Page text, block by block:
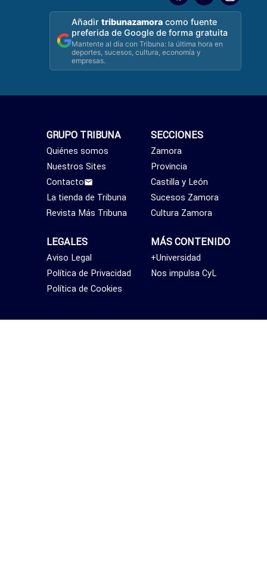
Añadirtribunazamora como fuente
preferida de Google de forma gratuita
Mantente al día con Tribuna: la última hora en
deportes, sucesos, cultura, economía y
empresas.
SECCIONES
Zamora
Provincia
Castilla y León
Sucesos Zamora
Cultura Zamora
MÁS CONTENIDO
+Universidad
Nos impulsa CyL
GRUPO TRIBUNA
Quiénes somos
Nuestros Sites
Contacto
La tienda de Tribuna
Revista Más Tribuna
LEGALES
Aviso Legal
Política de Privacidad
Política de Cookies